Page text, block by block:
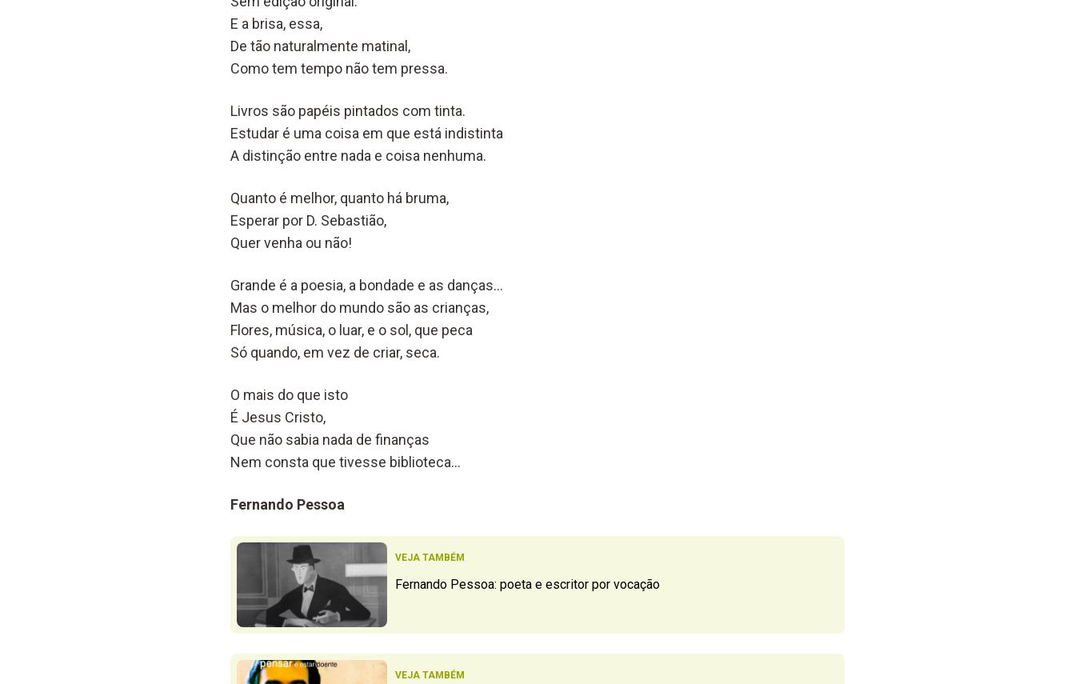
E a brisa, essa,
De tão naturalmente matinal,
Como tem tempo não tem pressa.
Livros são papéis pintados com tinta.
Estudar é uma coisa em que está indistinta
A distinção entre nada e coisa nenhuma.
Quanto é melhor, quanto há bruma,
Esperar por D. Sebastião,
Quer venha ou não!
Grande é a poesia, a bondade e as danças…
Mas o melhor do mundo são as crianças,
Flores, música, o luar, e o sol, que peca
Só quando, em vez de criar, seca.
O mais do que isto
É Jesus Cristo,
Que não sabia nada de finanças
Nem consta que tivesse biblioteca…
Fernando Pessoa
VEJA TAMBÉM
Fernando Pessoa: poeta e escritor por vocação
VEJA TAMBÉM